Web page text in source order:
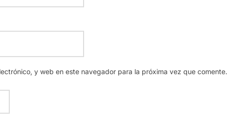
y web en este navegador para la próxima vez que comente.